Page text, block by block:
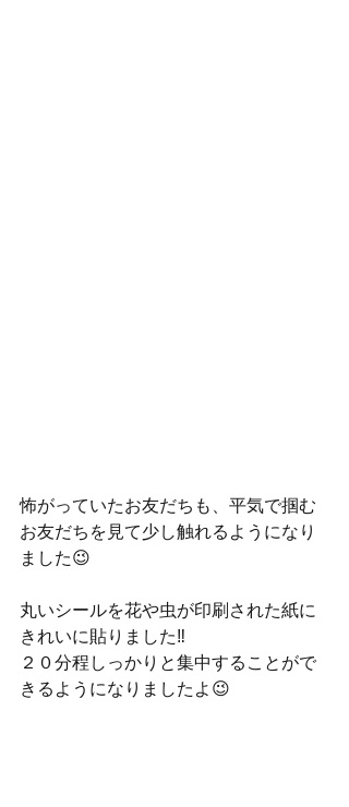
怖がっていたお友だちも、平気で掴む
お友だちを見て少し触れるようになり
ました😉
丸いシールを花や虫が印刷された紙に
きれいに貼りました‼️
２０分程しっかりと集中することがで
きるようになりましたよ😉